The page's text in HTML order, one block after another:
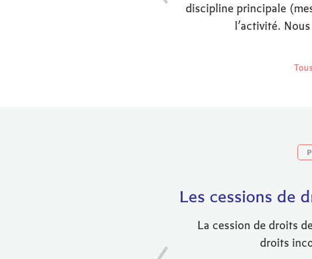
discipline principale
l’activité.
Les cessions de
La cession de droits
droits